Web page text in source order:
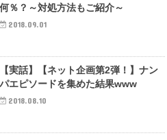
何％？～対処方法もご紹介～
2018.09.01
【実話】【ネット企画第2弾！】ナン
パエピソードを集めた結果www
2018.08.10